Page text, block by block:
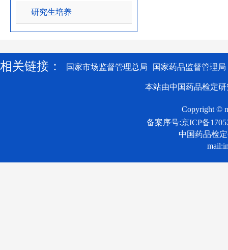
研究生培养
相关链接： 国家市场监督管理总局 国家药品监督管理局
本站由中国药品检定
Copyright ©
备案序号:京ICP备
中国药品检